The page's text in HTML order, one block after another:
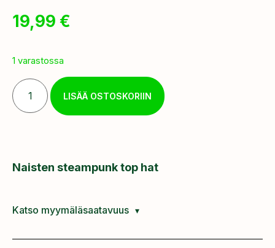
19,99 €
1 varastossa
LISÄÄ OSTOSKORIIN
Naisten steampunk top hat
Katso myymäläsaatavuus